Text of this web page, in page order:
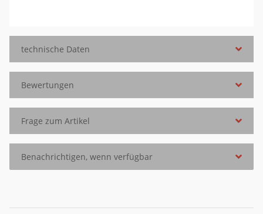
technische Daten
Bewertungen
Frage zum Artikel
Benachrichtigen, wenn verfügbar